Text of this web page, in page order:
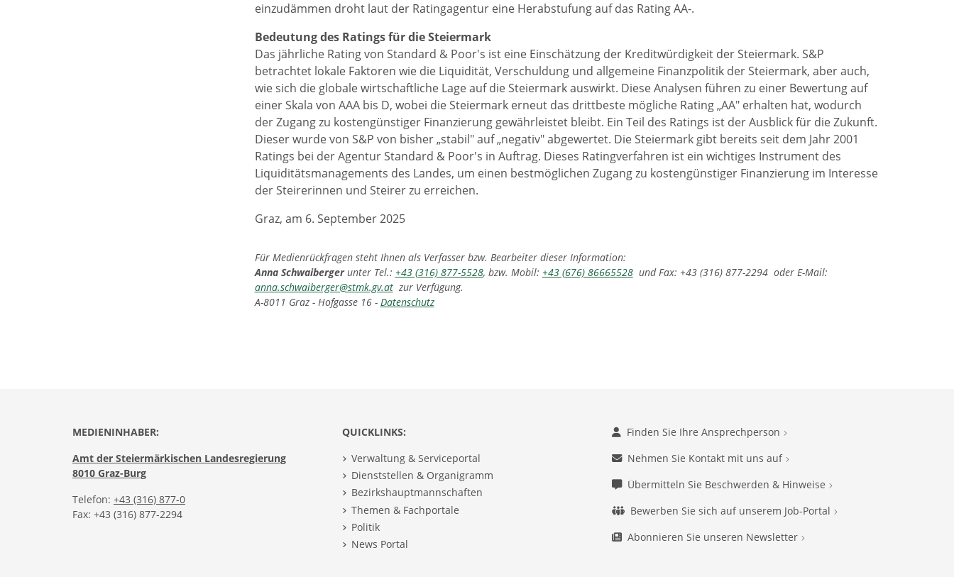
einzudämmen droht laut der Ratingagentur eine Herabstufung auf das Rating AA-.
Bedeutung des Ratings für die Steiermark
Das jährliche Rating von Standard & Poor's ist eine Einschätzung der Kreditwürdigkeit der Steiermark. S&P
betrachtet lokale Faktoren wie die Liquidität, Verschuldung und allgemeine Finanzpolitik der Steiermark, aber auch,
wie sich die globale wirtschaftliche Lage auf die Steiermark auswirkt. Diese Analysen führen zu einer Bewertung auf
einer Skala von AAA bis D, wobei die Steiermark erneut das drittbeste mögliche Rating „AA" erhalten hat, wodurch
der Zugang zu kostengünstiger Finanzierung gewährleistet bleibt. Ein Teil des Ratings ist der Ausblick für die Zukunft.
Dieser wurde von S&P von bisher „stabil" auf „negativ" abgewertet. Die Steiermark gibt bereits seit dem Jahr 2001
Ratings bei der Agentur Standard & Poor's in Auftrag. Dieses Ratingverfahren ist ein wichtiges Instrument des
Liquiditätsmanagements des Landes, um einen bestmöglichen Zugang zu kostengünstiger Finanzierung im Interesse
der Steirerinnen und Steirer zu erreichen.
Graz, am 6. September 2025
Für Medienrückfragen steht Ihnen als Verfasser bzw. Bearbeiter dieser Information:
Anna Schwaibergerunter Tel.: +43 (316) 877-5528, bzw. Mobil: +43 (676) 86665528und Fax: +43 (316) 877-2294 oder E-Mail:
anna.schwaiberger@stmk.gv.atzur Verfügung.
A-8011 Graz - Hofgasse 16 - Datenschutz
MEDIENINHABER:
Amt der Steiermärkischen Landesregierung
8010 Graz-Burg
Telefon: +43 (316) 877-0
Fax: +43 (316) 877-2294
QUICKLINKS:
Verwaltung & Serviceportal
Dienststellen & Organigramm
Bezirkshauptmannschaften
Themen & Fachportale
Politik
News Portal
Finden Sie Ihre Ansprechperson
Nehmen Sie Kontakt mit uns auf
Übermitteln Sie Beschwerden & Hinweise
Bewerben Sie sich auf unserem Job-Portal
Abonnieren Sie unseren Newsletter